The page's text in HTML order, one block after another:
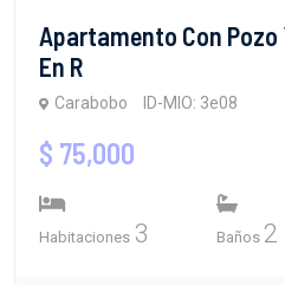
Apartamento Con
En R
Carabobo ID-MIO: 3e08
$ 75,000
Habitaciones 3 Baños 2